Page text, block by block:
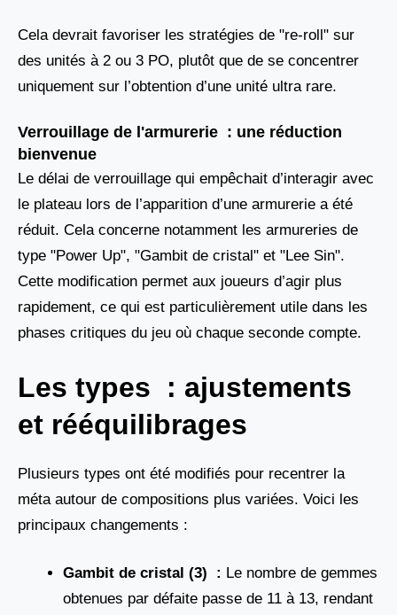
Cela devrait favoriser les stratégies de "re-roll" sur
des unités à 2 ou 3 PO, plutôt que de se concentrer
uniquement sur l’obtention d’une unité ultra rare.
Verrouillage de l'armurerie : une réduction
bienvenue
Le délai de verrouillage qui empêchait d’interagir avec
le plateau lors de l’apparition d’une armurerie a été
réduit. Cela concerne notamment les armureries de
type "Power Up", "Gambit de cristal" et "Lee Sin".
Cette modification permet aux joueurs d’agir plus
rapidement, ce qui est particulièrement utile dans les
phases critiques du jeu où chaque seconde compte.
Les types : ajustements
et rééquilibrages
Plusieurs types ont été modifiés pour recentrer la
méta autour de compositions plus variées. Voici les
principaux changements :
Gambit de cristal (3) : Le nombre de gemmes
obtenues par défaite passe de 11 à 13, rendant